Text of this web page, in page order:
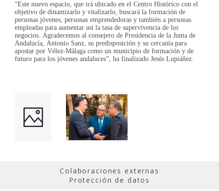
“Este nuevo espacio, que irá ubicado en el Centro Histórico con el
objetivo de dinamizarlo y vitalizarlo, buscará la formación de
personas jóvenes, personas emprendedoras y también a personas
empleadas para aumentar así la tasa de supervivencia de los
negocios. Agradecemos al consejero de Presidencia de la Junta de
Andalucía, Antonio Sanz, su predisposición y su cercanía para
apostar por Vélez-Málaga como un municipio de formación y de
futuro para los jóvenes andaluces”, ha finalizado Jesús Lupiáñez.
Colaboraciones externas
Protección de datos